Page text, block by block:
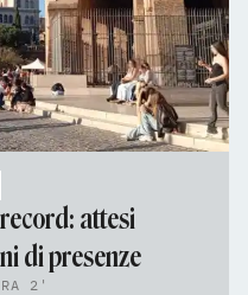
attesi
di presenze
2'